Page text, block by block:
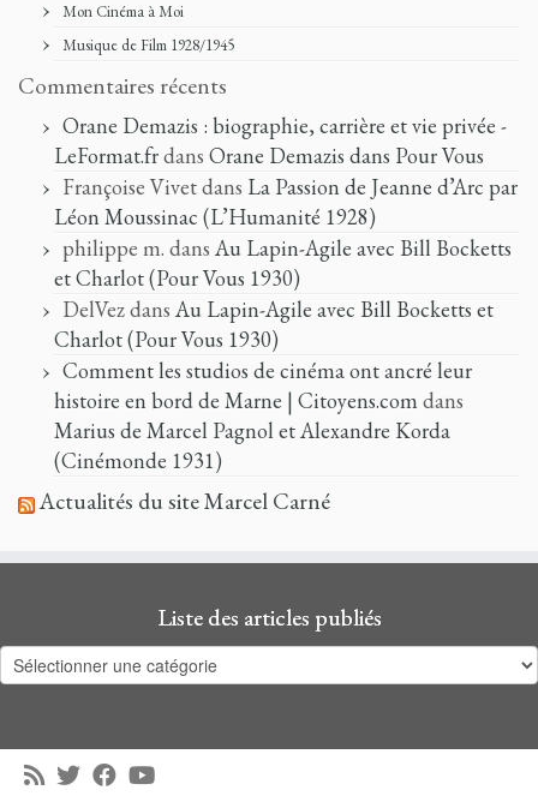
Mon Cinéma à Moi
Musique de Film 1928/1945
Commentaires récents
Orane Demazis : biographie, carrière et vie privée -
LeFormat.frdans Orane Demazis dans Pour Vous
Françoise Vivetdans La Passion de Jeanne d’Arc par
Léon Moussinac (L’Humanité 1928)
philippe m. dans Au Lapin-Agile avec Bill Bocketts
et Charlot (Pour Vous 1930)
DelVezdans Au Lapin-Agile avec Bill Bocketts et
Charlot (Pour Vous 1930)
Comment les studios de cinéma ont ancré leur
histoire en bord de Marne | Citoyens.comdans
Marius de Marcel Pagnol et Alexandre Korda
(Cinémonde 1931)
Actualités du site Marcel Carné
Liste des articles publiés
Liste
des